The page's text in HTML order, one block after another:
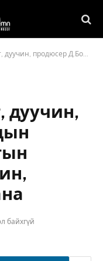
санаачилгыг хотын удирдлага дэмжин, хамтран ажиллана
дуучин,
байхгүй